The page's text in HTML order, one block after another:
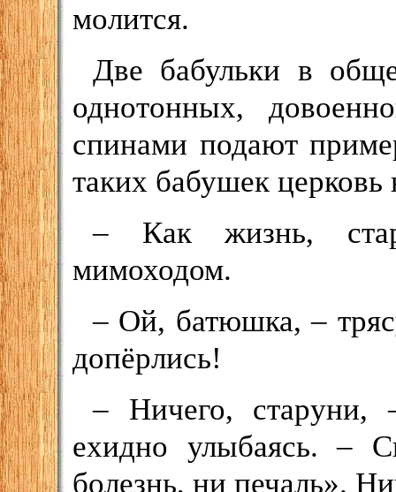
молится.
Две бабульки в
однотонных,
спинами подают
таких бабушек церковь
– Как жизнь,
мимоходом.
– Ой, батюшка, –
допёрлись!
– Ничего, старуни,
ехидно улыбаясь. –
болезнь, ни печаль».